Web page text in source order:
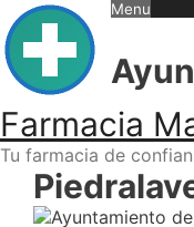
Skip
to
content
Farmacia
Tu farmacia de
Menu